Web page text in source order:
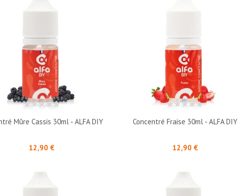
Mûre Cassis 30ml - ALFA DIY
12,90 €
Concentré Fraise 30ml - ALFA DIY
12,90 €Prix